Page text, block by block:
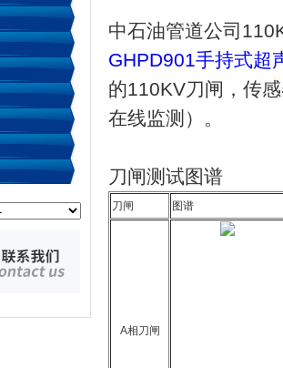
中石油管道公司
GHPD901手持式超
的110KV刀闸，传
在线监测）。
刀闸测试图谱
刀闸 图谱
A相刀闸